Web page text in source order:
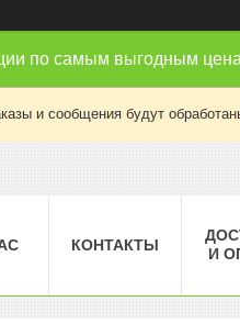
по самым выгодным
и сообщения будут
КОНТАКТЫ
И